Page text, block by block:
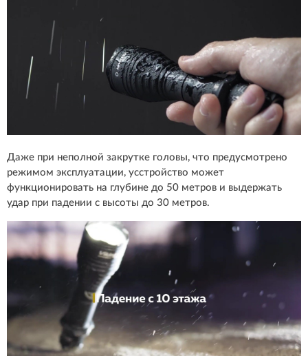
Даже при неполной закрутке головы, что предусмотрено
режимом эксплуатации, усстройство может
функционировать на глубине до 50 метров и выдержать
удар при падении с высоты до 30 метров.